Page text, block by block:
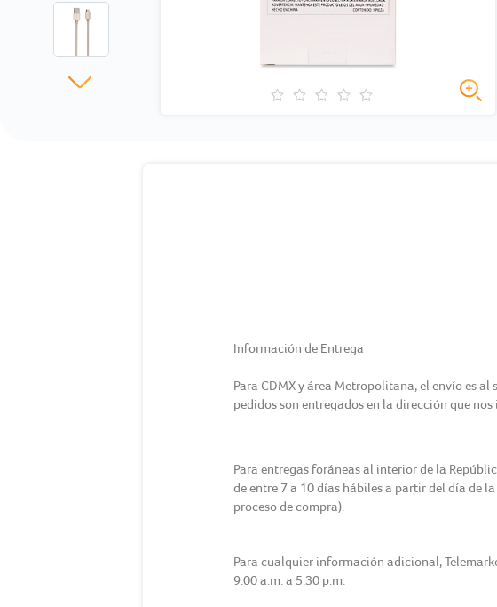
Información de Entrega
Para CDMX y área Metropolitana, el envío es
pedidos son entregados en la dirección que
Para entregas foráneas al interior de la
de entre 7 a 10 días hábiles a partir del día de
proceso de compra).
Para cualquier información adicional,
9:00 a.m. a 5:30 p.m.